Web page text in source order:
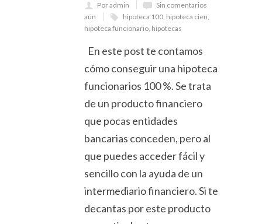
Por admin
Sin comentarios
aún
hipoteca 100, hipoteca cien,
hipoteca funcionario, hipotecas
En este post te contamos
cómo conseguir una hipoteca
funcionarios 100 %. Se trata
de un producto financiero
que pocas entidades
bancarias conceden, pero al
que puedes acceder fácil y
sencillo con la ayuda de un
intermediario financiero. Si te
decantas por este producto